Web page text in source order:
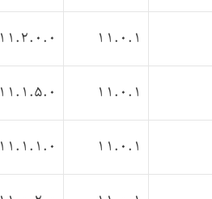
11.0.1
11.2.0.0
11.0.1
11.1.5.0
11.0.1
11.1.1.0